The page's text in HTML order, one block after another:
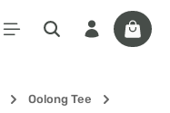
Oolong Tee